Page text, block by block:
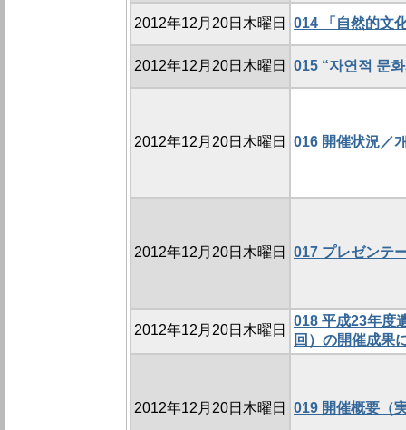
2012年12月20日木曜日 014 「自然的文
2012年12月20日木曜日 015 “자연적 문
2012年12月20日木曜日 016 開催状況／
2012年12月20日木曜日 017 プレゼンテ
2012年12月20日木曜日
018 平成23年度
回）の開催成果
2012年12月20日木曜日 019 開催概要（